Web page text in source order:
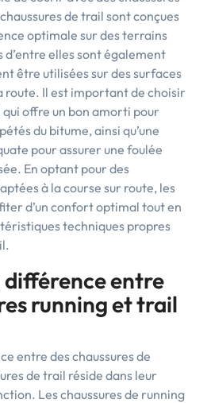
de trail sont conçues
optimale sur des terrains
elles sont également
être utilisées sur des surfaces
route. Il est important de choisir
qui offre un bon amorti pour
du bitume, ainsi qu’une
pour assurer une foulée
En optant pour des
à la course sur route, les
d’un confort optimal tout en
techniques propres
différence entre
running et trail
entre des chaussures de
de trail réside dans leur
Les chaussures de running